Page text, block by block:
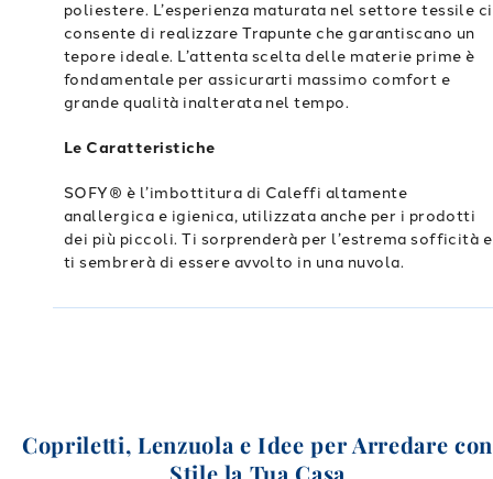
poliestere. L’esperienza maturata nel settore tessile ci
consente di realizzare Trapunte che garantiscano un
tepore ideale. L’attenta scelta delle materie prime è
fondamentale per assicurarti massimo comfort e
grande qualità inalterata nel tempo.
Le Caratteristiche
SOFY® è l’imbottitura di Caleffi altamente
anallergica e igienica, utilizzata anche per i prodotti
dei più piccoli. Ti sorprenderà per l’estrema sofficità e
ti sembrerà di essere avvolto in una nuvola.
Copriletti, Lenzuola e Idee per Arredare con